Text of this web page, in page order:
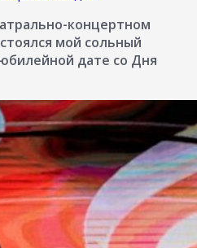
концертном
мой сольный
дате со Дня